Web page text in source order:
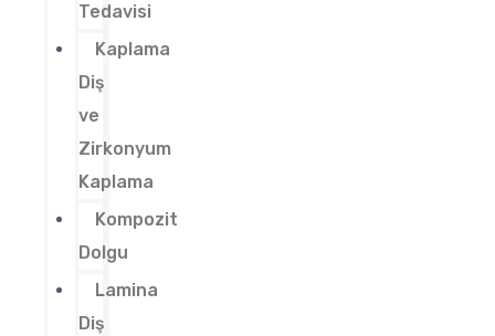
Tedavisi
Kaplama
Diş
ve
Zirkonyum
Kaplama
Kompozit
Dolgu
Lamina
Diş